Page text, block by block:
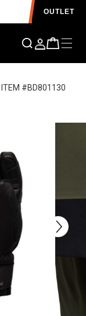
OUTLET
ITEM #BD801130